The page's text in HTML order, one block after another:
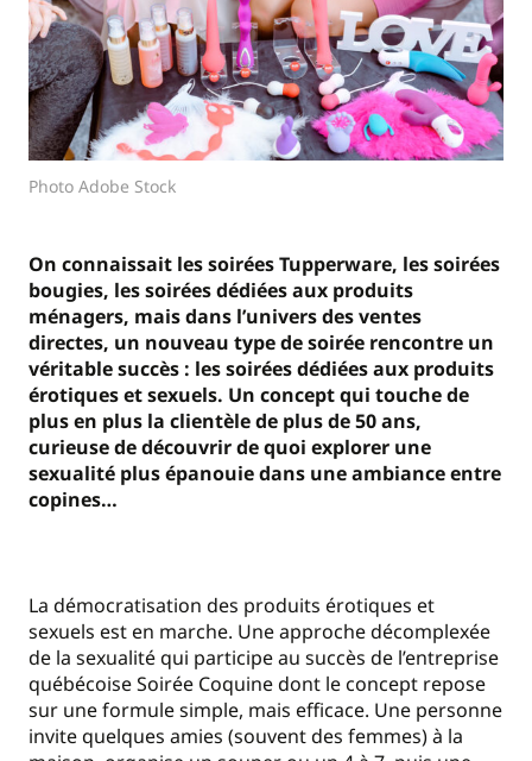
Photo Adobe Stock
On connaissait les soirées Tupperware, les soirées
bougies, les soirées dédiées aux produits
ménagers, mais dans l’univers des ventes
directes, un nouveau type de soirée rencontre un
véritable succès : les soirées dédiées aux produits
érotiques et sexuels. Un concept qui touche de
plus en plus la clientèle de plus de 50 ans,
curieuse de découvrir de quoi explorer une
sexualité plus épanouie dans une ambiance entre
copines…
La démocratisation des produits érotiques et
sexuels est en marche. Une approche décomplexée
de la sexualité qui participe au succès de l’entreprise
québécoise Soirée Coquine dont le concept repose
sur une formule simple, mais efficace. Une personne
invite quelques amies (souvent des femmes) à la